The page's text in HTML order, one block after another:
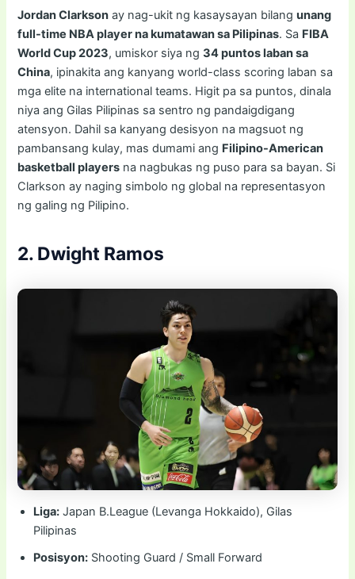
Jordan Clarkson ay nag-ukit ng kasaysayan bilangunang
full-time NBA player na kumatawan sa Pilipinas. Sa FIBA
World Cup 2023, umiskor siya ng34 puntos laban sa
China, ipinakita ang kanyang world-class scoring laban sa
mga elite na international teams. Higit pa sa puntos, dinala
niya ang Gilas Pilipinas sa sentro ng pandaigdigang
atensyon. Dahil sa kanyang desisyon na magsuot ng
pambansang kulay, mas dumami ang Filipino-American
basketball players na nagbukas ng puso para sa bayan. Si
Clarkson ay naging simbolo ng global na representasyon
ng galing ng Pilipino.
2. Dwight Ramos
Liga: Japan B.League (Levanga Hokkaido), Gilas
Pilipinas
Posisyon: Shooting Guard / Small Forward